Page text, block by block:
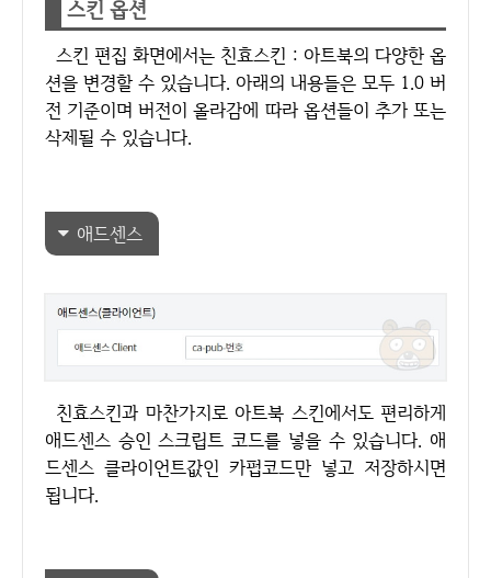
스킨 옵션
스킨 편집 화면에서는 친효스킨 : 아트북의 다양한 옵
션을 변경할 수 있습니다. 아래의 내용들은 모두 1.0 버
전 기준이며 버전이 올라감에 따라 옵션들이 추가 또는
삭제될 수 있습니다.
애드센스
친효스킨과 마찬가지로 아트북 스킨에서도 편리하게
애드센스 승인 스크립트 코드를 넣을 수 있습니다. 애
드센스 클라이언트값인 카펍코드만 넣고 저장하시면
됩니다.